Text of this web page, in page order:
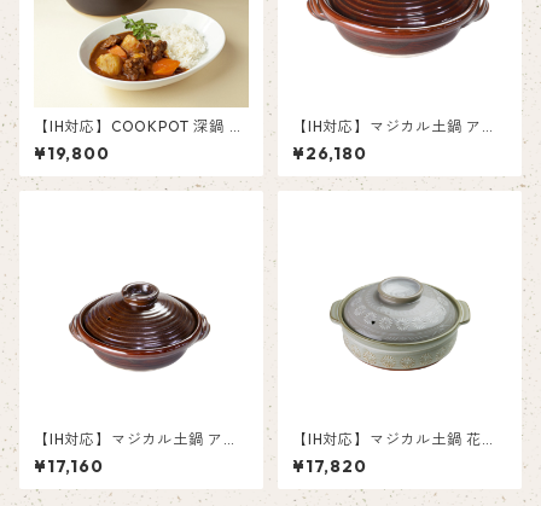
【IH対応】COOKPOT 深鍋 カ
レーシチューポット L
¥19,800
【IH対応】マジカル土鍋 アメ
釉９号
¥26,180
【IH対応】マジカル土鍋 アメ
釉７号
¥17,160
【IH対応】マジカル土鍋 花三
島７号
¥17,820